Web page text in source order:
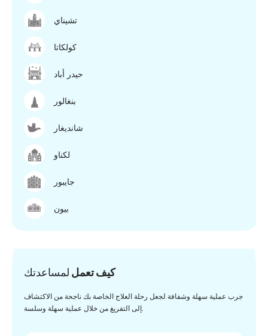
تشيناي
كولكاتا
حيدر أباد
بنغالور
شانديغار
لكناو
جايبور
بيون
كيف تعمل لمساعدتك
جرب عملية سهلة وشفافة لجعل رحلة العلاج الخاصة بك ناجحة من الاكتشاف
إلى التفريغ من خلال عملية سهلة وسلسة.